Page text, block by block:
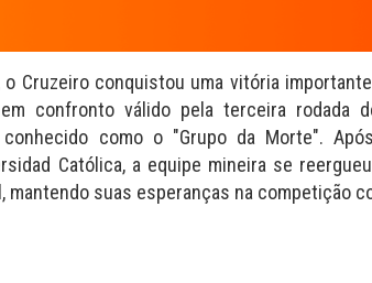
Cruzeiro conquistou uma vitória
confronto válido pela terceira rodada
como o "Grupo da Morte".
Católica, a equipe mineira se
mantendo suas esperanças na competição